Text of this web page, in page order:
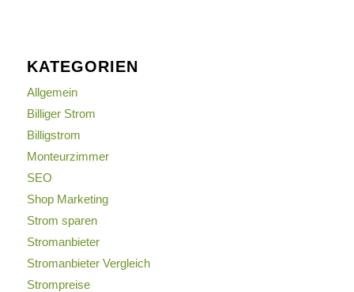
KATEGORIEN
Allgemein
Billiger Strom
Billigstrom
Monteurzimmer
SEO
Shop Marketing
Strom sparen
Stromanbieter
Stromanbieter Vergleich
Strompreise